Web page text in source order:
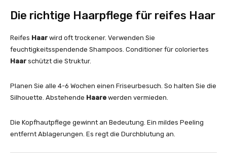
Die richtige Haarpflege für reifes Haar
Reifes Haar wird oft trockener. Verwenden Sie
feuchtigkeitsspendende Shampoos. Conditioner für coloriertes
Haar schützt die Struktur.
Planen Sie alle 4-6 Wochen einen Friseurbesuch. So halten Sie die
Silhouette. Abstehende Haare werden vermieden.
Die Kopfhautpflege gewinnt an Bedeutung. Ein mildes Peeling
entfernt Ablagerungen. Es regt die Durchblutung an.